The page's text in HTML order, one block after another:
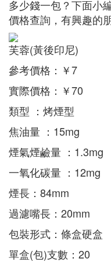
多少錢一包？下面小
價格查詢，有興趣的
芙蓉(黃後印尼)
參考價格：￥7
實際價格：￥70
類型 ：烤煙型
焦油量 ：15mg
煙氣煙鹼量 ：1.3mg
一氧化碳量 ：12mg
煙長：84mm
過濾嘴長：20mm
包裝形式：條盒硬盒
單盒(包)支數：20